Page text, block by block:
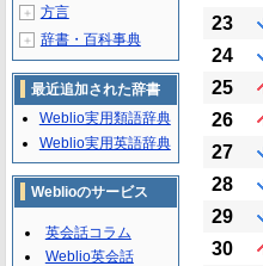
23
24
25
26
27
28
29
30
＋ 方言
＋ 辞書・百科事典
最近追加された辞書
Weblio実用類語辞典
Weblio実用英語辞典
Weblioのサービス
英会話コラム
Weblio英会話